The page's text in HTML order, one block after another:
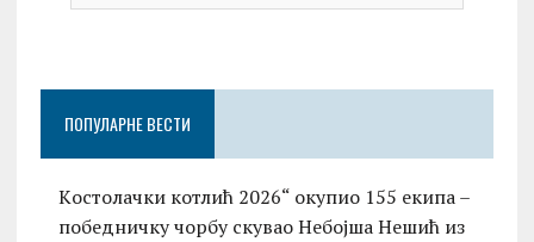
ПОПУЛАРНЕ ВЕСТИ
Kостолачки котлић 2026“ окупио 155 екипа –
победничку чорбу скувао Небојша Нешић из